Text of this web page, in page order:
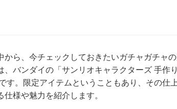
ら、今チェックしておきたいガチャガチャの
バンダイの「サンリオキャラクターズ 手作
す。限定アイテムということもあり、その仕
様や魅力を紹介します。